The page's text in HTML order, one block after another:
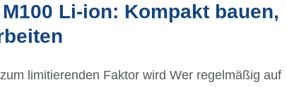
Li-ion: Kompakt bauen,
limitierenden Faktor wird Wer regelmäßig auf